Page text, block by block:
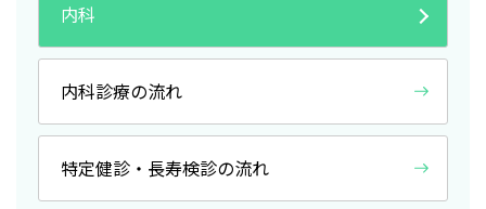
内科
内科診療の流れ
特定健診・長寿検診の流れ